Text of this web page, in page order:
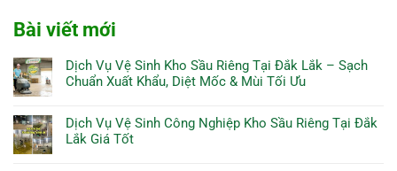
Bài viết mới
Dịch Vụ Vệ Sinh Kho Sầu Riêng Tại Đắk Lắk – Sạch
Chuẩn Xuất Khẩu, Diệt Mốc & Mùi Tối Ưu
Dịch Vụ Vệ Sinh Công Nghiệp Kho Sầu Riêng Tại Đắk
Lắk Giá Tốt